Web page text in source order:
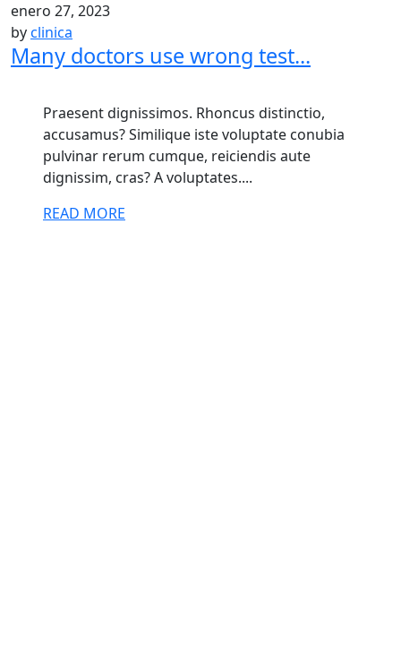
enero 27, 2023
byclinica
Many doctors use wrong test...
Praesent dignissimos. Rhoncus distinctio,
accusamus? Similique iste voluptate conubia
pulvinar rerum cumque, reiciendis aute
dignissim, cras? A voluptates....
READ MORE